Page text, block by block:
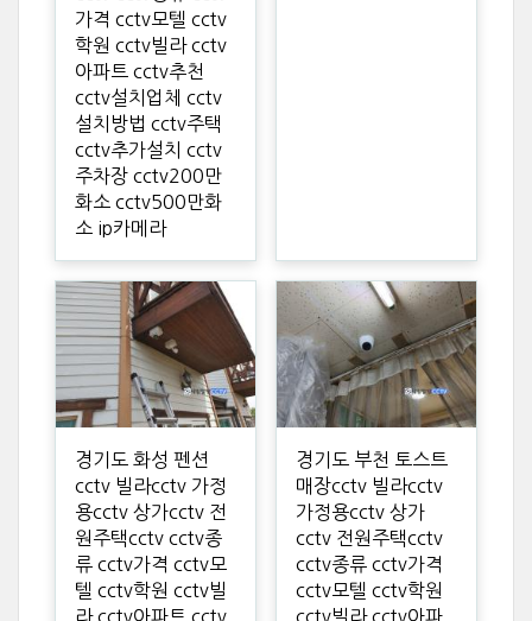
가격 cctv모텔 cctv
학원 cctv빌라 cctv
아파트 cctv추천
cctv설치업체 cctv
설치방법 cctv주택
cctv추가설치 cctv
주차장 cctv200만
화소 cctv500만화
소 ip카메라
경기도 화성 펜션
cctv 빌라cctv 가정
용cctv 상가cctv 전
원주택cctv cctv종
류 cctv가격 cctv모
텔 cctv학원 cctv빌
라 cctv아파트 cctv
경기도 부천 토스트
매장cctv 빌라cctv
가정용cctv 상가
cctv 전원주택cctv
cctv종류 cctv가격
cctv모텔 cctv학원
cctv빌라 cctv아파